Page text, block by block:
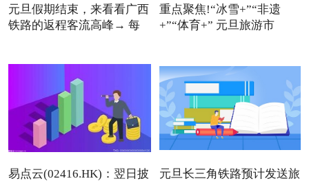
元旦假期结束，来看看广西
铁路的返程客流高峰→ 每
重点聚焦!“冰雪+”“非遗
+”“体育+” 元旦旅游市
易点云(02416.HK)：翌日披
元旦长三角铁路预计发送旅